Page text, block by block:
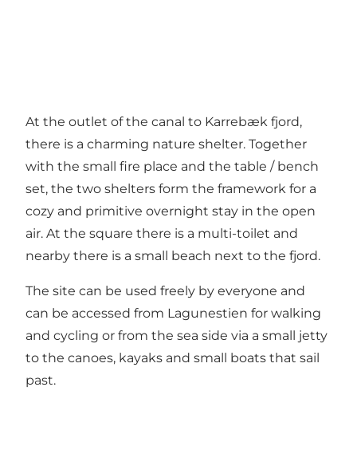
At the outlet of the canal to Karrebæk fjord,
there is a charming nature shelter. Together
with the small fire place and the table / bench
set, the two shelters form the framework for a
cozy and primitive overnight stay in the open
air. At the square there is a multi-toilet and
nearby there is a small beach next to the fjord.
The site can be used freely by everyone and
can be accessed from Lagunestien for walking
and cycling or from the sea side via a small jetty
to the canoes, kayaks and small boats that sail
past.